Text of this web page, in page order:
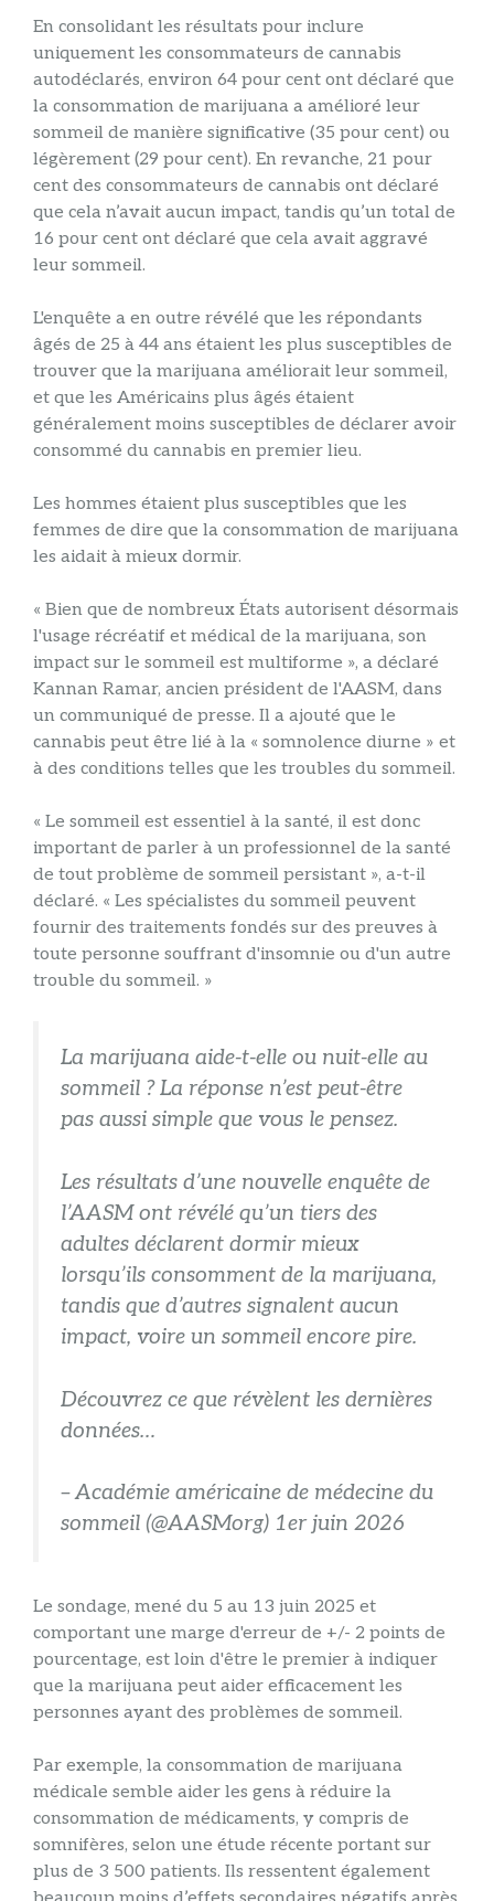
En consolidant les résultats pour inclure
uniquement les consommateurs de cannabis
autodéclarés, environ 64 pour cent ont déclaré que
la consommation de marijuana a amélioré leur
sommeil de manière significative (35 pour cent) ou
légèrement (29 pour cent). En revanche, 21 pour
cent des consommateurs de cannabis ont déclaré
que cela n’avait aucun impact, tandis qu’un total de
16 pour cent ont déclaré que cela avait aggravé
leur sommeil.
L'enquête a en outre révélé que les répondants
âgés de 25 à 44 ans étaient les plus susceptibles de
trouver que la marijuana améliorait leur sommeil,
et que les Américains plus âgés étaient
généralement moins susceptibles de déclarer avoir
consommé du cannabis en premier lieu.
Les hommes étaient plus susceptibles que les
femmes de dire que la consommation de marijuana
les aidait à mieux dormir.
« Bien que de nombreux États autorisent désormais
l'usage récréatif et médical de la marijuana, son
impact sur le sommeil est multiforme », a déclaré
Kannan Ramar, ancien président de l'AASM, dans
un communiqué de presse. Il a ajouté que le
cannabis peut être lié à la « somnolence diurne » et
à des conditions telles que les troubles du sommeil.
« Le sommeil est essentiel à la santé, il est donc
important de parler à un professionnel de la santé
de tout problème de sommeil persistant », a-t-il
déclaré. « Les spécialistes du sommeil peuvent
fournir des traitements fondés sur des preuves à
toute personne souffrant d'insomnie ou d'un autre
trouble du sommeil. »
La marijuana aide-t-elle ou nuit-elle au
sommeil ? La réponse n’est peut-être
pas aussi simple que vous le pensez.
Les résultats d’une nouvelle enquête de
l’AASM ont révélé qu’un tiers des
adultes déclarent dormir mieux
lorsqu’ils consomment de la marijuana,
tandis que d’autres signalent aucun
impact, voire un sommeil encore pire.
Découvrez ce que révèlent les dernières
données…
– Académie américaine de médecine du
sommeil (@AASMorg) 1er juin 2026
Le sondage, mené du 5 au 13 juin 2025 et
comportant une marge d'erreur de +/- 2 points de
pourcentage, est loin d'être le premier à indiquer
que la marijuana peut aider efficacement les
personnes ayant des problèmes de sommeil.
Par exemple, la consommation de marijuana
médicale semble aider les gens à réduire la
consommation de médicaments, y compris de
somnifères, selon une étude récente portant sur
plus de 3 500 patients. Ils ressentent également